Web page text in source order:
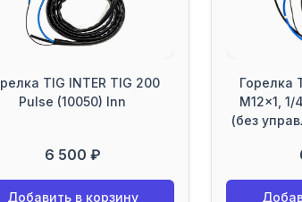
TIG INTER TIG 200
Pulse (10050) Inn
6 500 ₽
Добавить в корзину
Горелка
M12x1,
(без